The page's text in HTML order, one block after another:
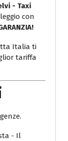
- Taxi
con
Italia ti
tariffa
- Il